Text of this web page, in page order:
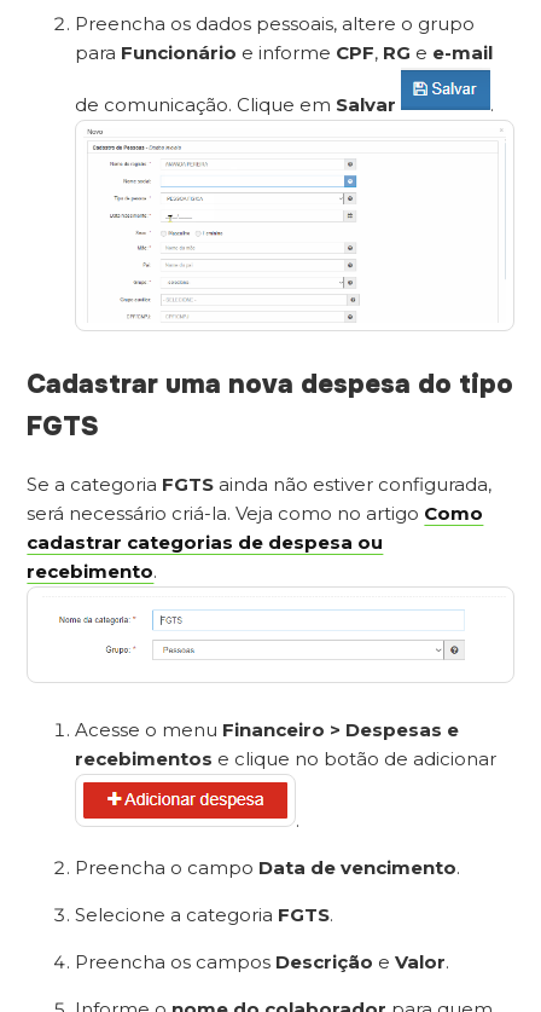
Preencha os dados pessoais, altere o grupo
para Funcionário e informe CPF, RG e e-mail
de comunicação. Clique em Salvar .
Cadastrar uma nova despesa do tipo
FGTS
Se a categoria FGTS ainda não estiver configurada,
será necessário criá-la. Veja como no artigo Como
cadastrar categorias de despesa ou
recebimento.
Acesse o menu Financeiro > Despesas e
recebimentos e clique no botão de adicionar
.
Preencha o campo Data de vencimento.
Selecione a categoria FGTS.
Preencha os campos Descrição eValor.